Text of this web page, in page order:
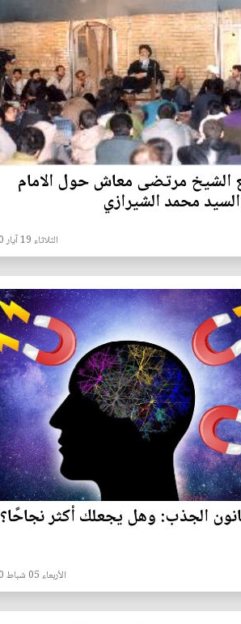
الشيخ مرتضى معاش حول الامام
محمد الشيرازي
الثلاثاء 19 آيار 2020
الجذب: وهل يجعلك أكثر نجاحًا؟
الأربعاء 05 شباط 2020